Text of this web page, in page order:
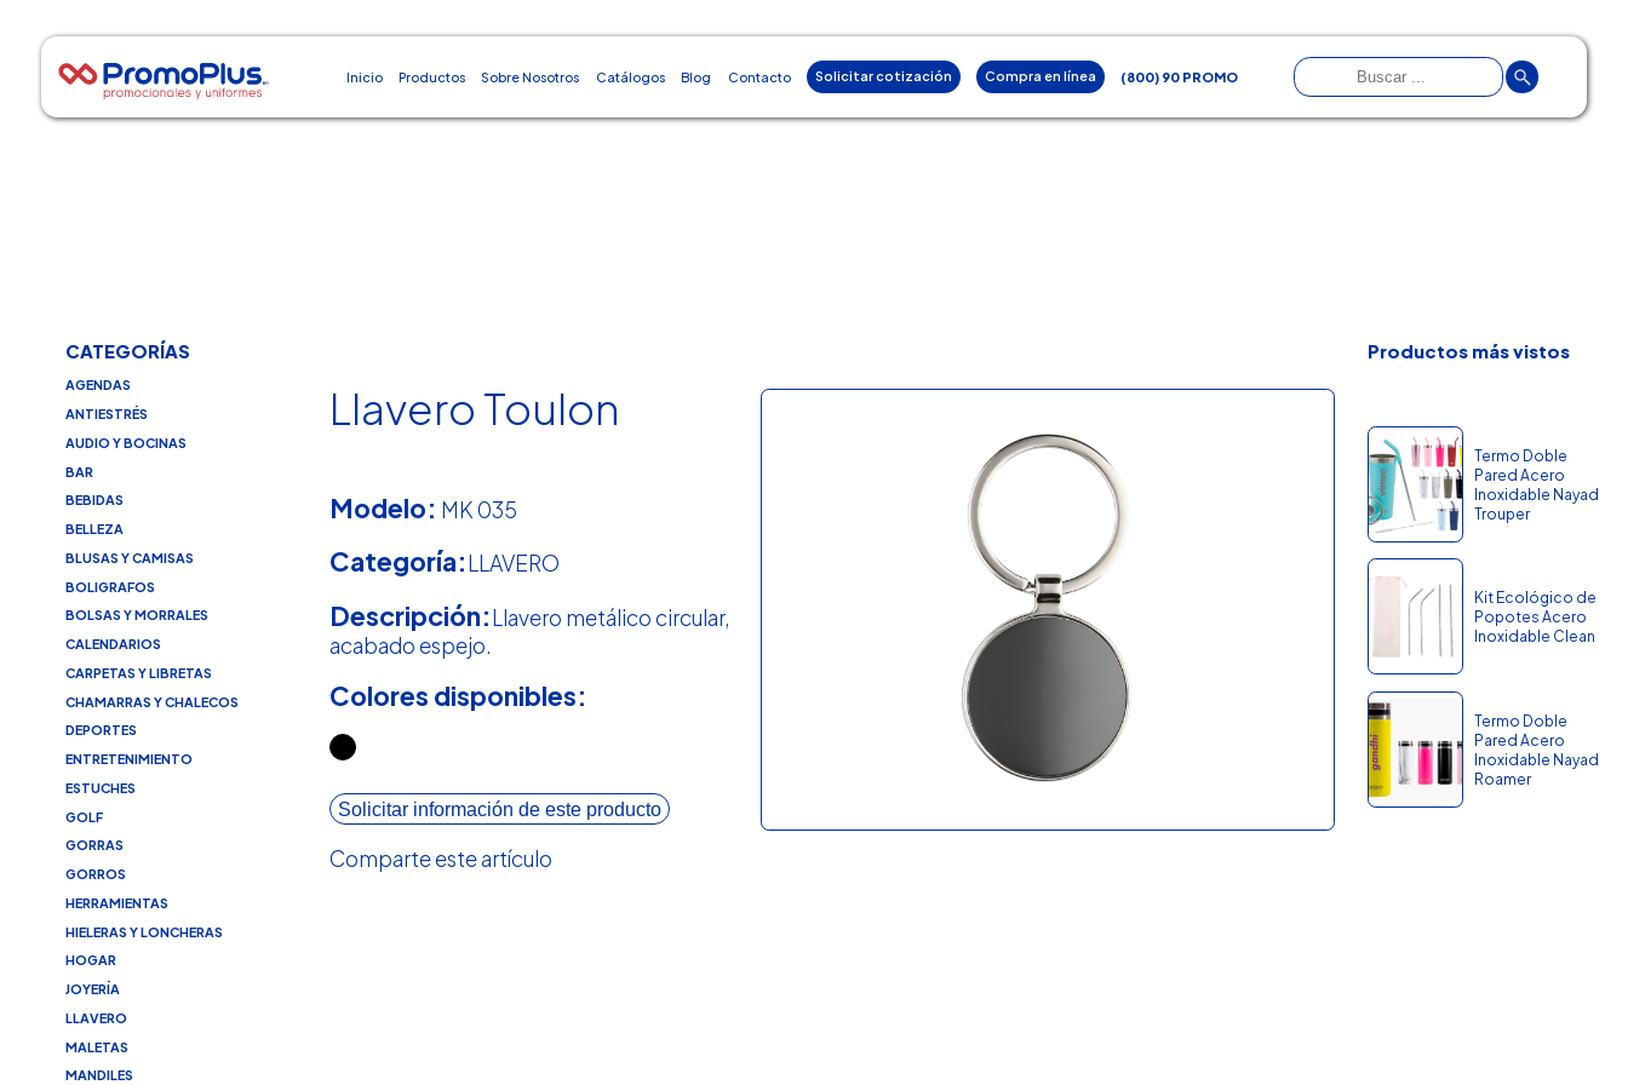
Inicio Productos Sobre Nosotros Catálogos Blog Contacto Solicitar cotización Compra en línea (800) 90 PROMO
CATEGORÍAS
AGENDAS
ANTIESTRÉS
AUDIO Y BOCINAS
BAR
BEBIDAS
BELLEZA
BLUSAS Y CAMISAS
BOLIGRAFOS
BOLSAS Y MORRALES
CALENDARIOS
CARPETAS Y LIBRETAS
CHAMARRAS Y CHALECOS
DEPORTES
ENTRETENIMIENTO
ESTUCHES
GOLF
GORRAS
GORROS
HERRAMIENTAS
HIELERAS Y LONCHERAS
HOGAR
JOYERÍA
LLAVERO
MALETAS
MANDILES
Llavero Toulon
Modelo: MK 035
Categoría:LLAVERO
Descripción:Llavero metálico circular,
acabado espejo.
Colores disponibles:
Solicitar información de este producto
Comparte este artículo
Productos más vistos
Termo Doble
Pared Acero
Inoxidable Nayad
Trouper
Kit Ecológico de
Popotes Acero
Inoxidable Clean
Termo Doble
Pared Acero
Inoxidable Nayad
Roamer